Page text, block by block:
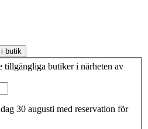
i butik
tillgängliga butiker i närheten av
med reservation för